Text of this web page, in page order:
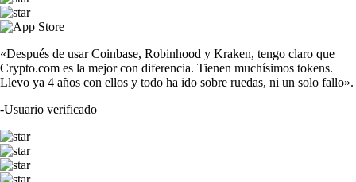
«Después de usar Coinbase, Robinhood y Kraken, tengo claro que
Crypto.com es la mejor con diferencia. Tienen muchísimos tokens.
Llevo ya 4 años con ellos y todo ha ido sobre ruedas, ni un solo fallo».
-Usuario verificado